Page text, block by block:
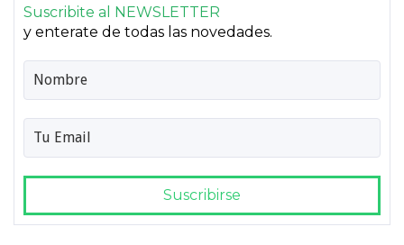
Suscribite al NEWSLETTER
y enterate de todas las novedades.